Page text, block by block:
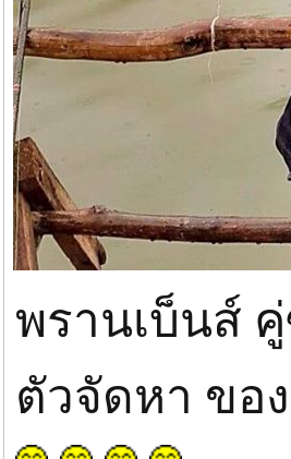
พรานเบ็นส์
ตัวจัดหา ขอ